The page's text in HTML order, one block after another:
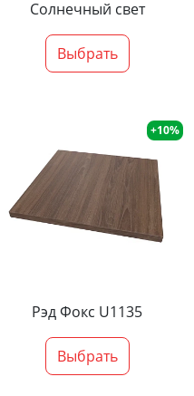
Солнечный свет
Выбрать
+10%
Рэд Фокс U1135
Выбрать